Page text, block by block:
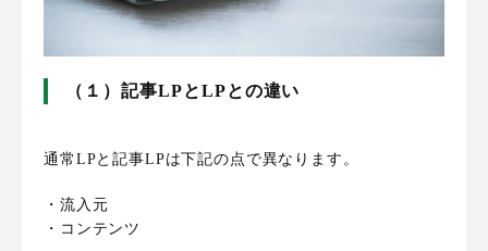
（１）記事LPとLPとの違い
通常LPと記事LPは下記の点で異なります。
・流入元
・コンテンツ